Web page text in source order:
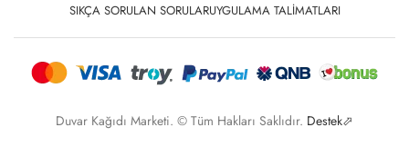
SIKÇA SORULAN SORULARUYGULAMA TALIMATLARI
Duvar Kağıdı Marketi. © Tüm Hakları Saklıdır. Destek⬀